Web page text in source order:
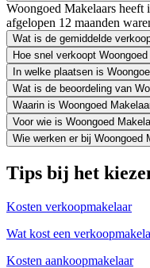
Woongoed Makelaars
afgelopen 12 maanden
Wat is de gemiddelde
Hoe snel verkoopt
In welke plaatsen is
Wat is de beoordeling van
Waarin is Woongoed
Voor wie is Woongoed
Wie werken er bij Woongoed
Tips bij het
Kosten verkoopmakelaar
Wat kost een
Kosten aankoopmakelaar